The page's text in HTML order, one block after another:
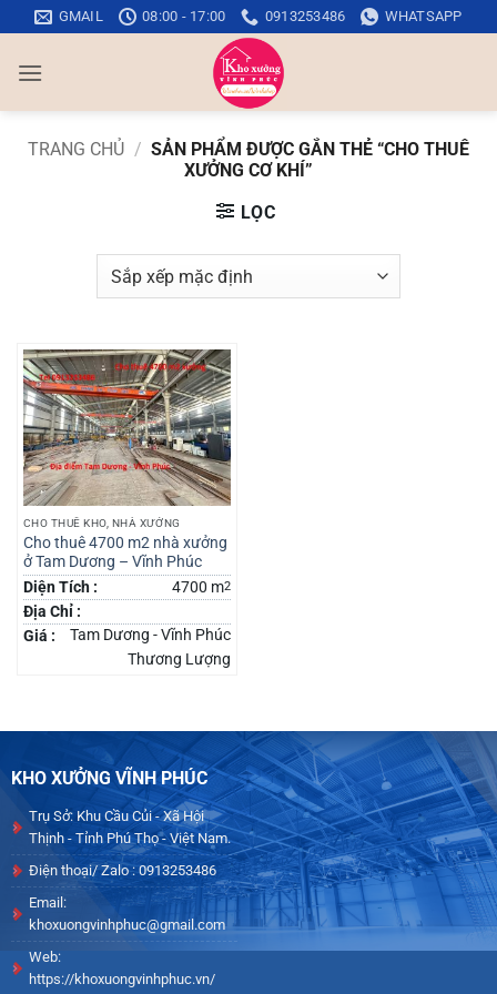
qua
nội
GMAIL 08:00 - 17:00 0913253486 WHATSAPP
TRANG CHỦ / SẢN PHẨM ĐƯỢC GẮN THẺ “CHO THUÊ
XƯỞNG CƠ KHÍ”
LỌC
CHO THUÊ KHO, NHÀ XƯỞNG
Cho thuê 4700 m2 nhà xưởng
ở Tam Dương – Vĩnh Phúc
Diện Tích :
4700 m2
Địa Chỉ :
Tam Dương - Vĩnh Phúc
Giá :
Thương Lượng
KHO XƯỞNG VĨNH PHÚC
Trụ Sở: Khu Cầu Củi - Xã Hội
Thịnh - Tỉnh Phú Thọ - Việt Nam.
Điện thoại/ Zalo : 0913253486
Email:
khoxuongvinhphuc@gmail.com
Web:
https://khoxuongvinhphuc.vn/